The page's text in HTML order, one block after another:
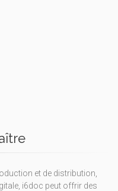
et de distribution,
i6doc peut offrir des